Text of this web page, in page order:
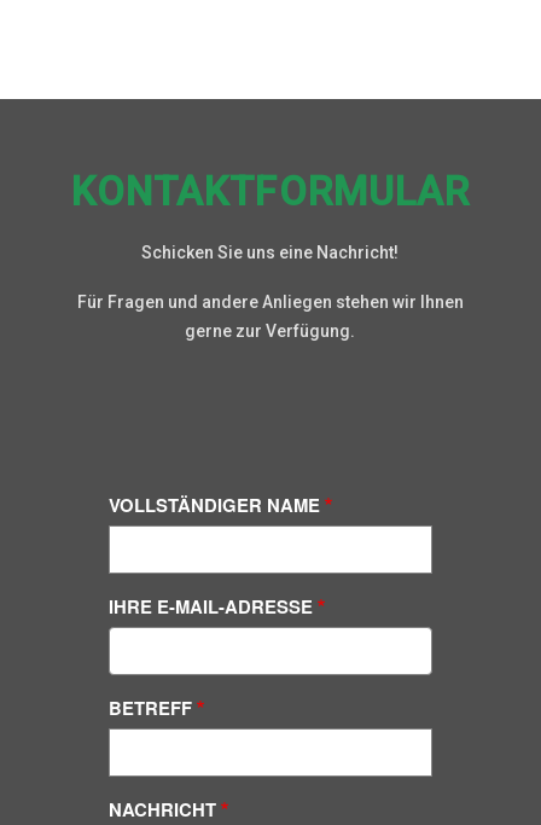
KONTAKTFORMULAR
Schicken Sie uns eine Nachricht!
Für Fragen und andere Anliegen stehen wir Ihnen
gerne zur Verfügung.
VOLLSTÄNDIGER NAME
IHRE E-MAIL-ADRESSE
BETREFF
NACHRICHT